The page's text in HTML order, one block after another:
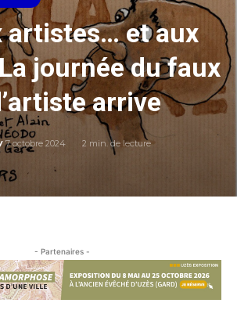
artistes… et aux
journée du faux
arrive
7 octobre 2024 2 min. de lecture
- Partenaires -